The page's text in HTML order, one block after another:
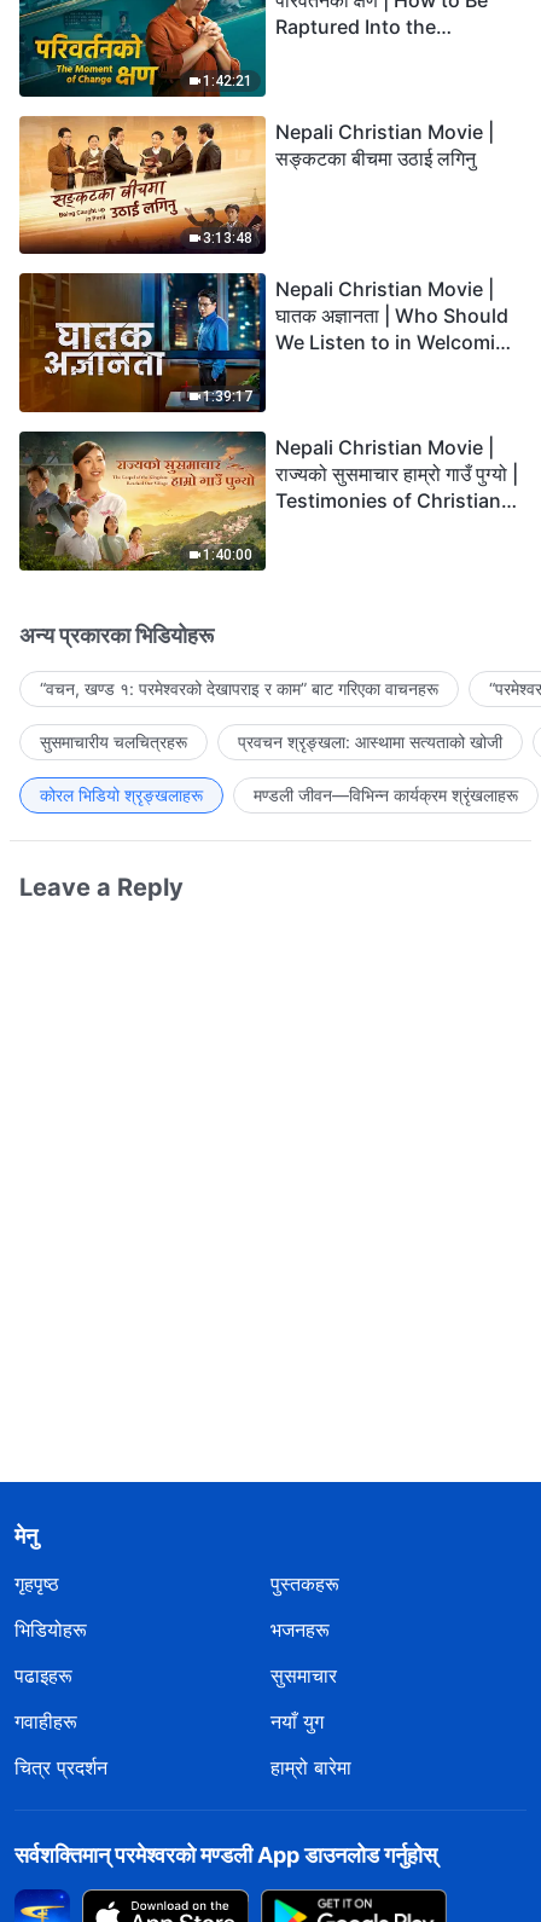
1:42:21
Raptured Into the
3:13:48
Nepali Christian Movie |
सङ्कटका बीचमा उठाई लगिनु
1:39:17
Nepali Christian Movie |
घातक अज्ञानता | Who Should
We Listen to in Welcoming
1:40:00
Nepali Christian Movie |
राज्यको सुसमाचार हाम्रो गाउँ पुग्यो |
Testimonies of Christians
अन्य प्रकारका भिडियोहरू
“वचन, खण्ड १: परमेश्‍वरको देखापराइ र काम” बाट गरिएका वाचनहरू
सुसमाचारीय चलचित्रहरू प्रवचन श्रृङ्खला: आस्थामा सत्यताको खोजी
कोरल भिडियो श्रृङ्खलाहरू मण्डली जीवन—विभिन्‍न कार्यक्रम श्रृंखलाहरू
Leave a Reply
मेनु
गृहपृष्ठ
पुस्तकहरू
भिडियोहरू
भजनहरू
पढाइहरू
सुसमाचार
गवाहीहरू
नयाँ युग
चित्र प्रदर्शन
हाम्रो बारेमा
सर्वशक्तिमान्‌ परमेश्‍वरको मण्डली App डाउनलोड गर्नुहोस्